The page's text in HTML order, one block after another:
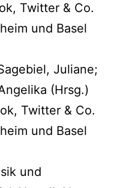
Twitter & Co.
und Basel
Juliane;
(Hrsg.)
Twitter & Co.
und Basel
und